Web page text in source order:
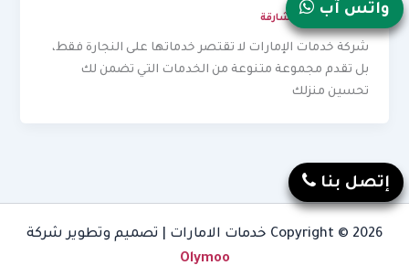
مايو 31, 2026 / الشارقة
شركة خدمات الإمارات لا تقتصر خدماتها على النجارة فقط،
بل تقدم مجموعة متنوعة من الخدمات التي تضمن لك
تحسين منزلك
Copyright © 2026 خدمات الامارات | تصميم وتطوير شركة
Olymoo
واتس آب
إتصل بنا